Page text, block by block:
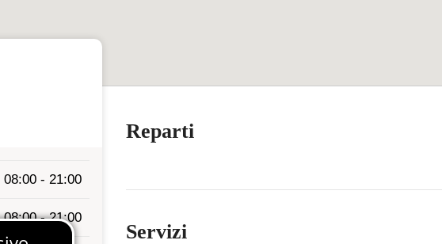
08:00 - 21:00
08:00 - 21:00
Reparti
Servizi